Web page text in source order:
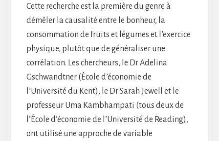
Cette recherche est la première du genre à
démêler la causalité entre le bonheur, la
consommation de fruits et légumes et l’exercice
physique, plutôt que de généraliser une
corrélation. Les chercheurs, le Dr Adelina
Gschwandtner (École d’économie de
l’Université du Kent), le Dr Sarah Jewell et le
professeur Uma Kambhampati (tous deux de
l’École d’économie de l’Université de Reading),
ont utilisé une approche de variable